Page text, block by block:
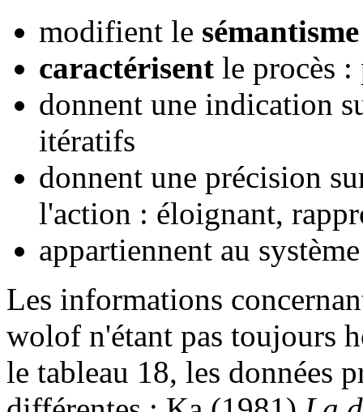
modifient le sémantisme
caractérisent le procès
donnent une indication
itératifs
donnent une précision
l'action : éloignant,
appartiennent au
Les informations
wolof n'étant pas toujours
le tableau 18, les données